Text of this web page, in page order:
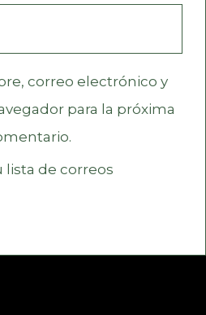
correo electrónico y
para la próxima
lista de correos